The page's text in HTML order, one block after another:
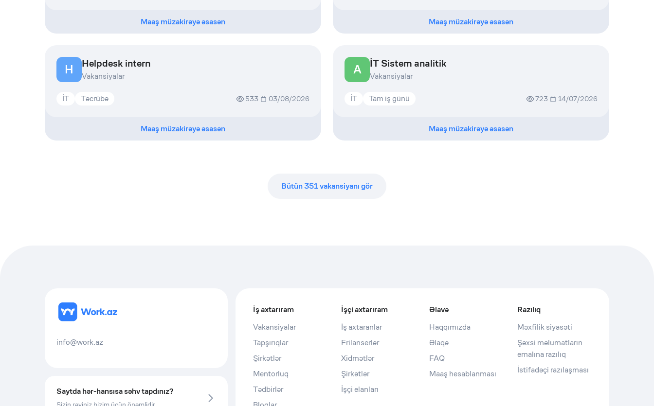
Maaş müzakirəyə əsasən Maaş müzakirəyə əsasən
H Helpdesk intern
Vakansiyalar
İT Təcrübə 533 03/08/2026
Maaş müzakirəyə əsasən
A İT Sistem analitik
Vakansiyalar
İT Tam iş günü 723 14/07/2026
Maaş müzakirəyə əsasən
Bütün351vakansiyanı gör
info@work.az
Saytda hər-hansısa səhv tapdınız?
İş axtarıram
Vakansiyalar
Tapşırıqlar
Şirkətlər
Mentorluq
Tədbirlər
İşçi axtarıram
İş axtaranlar
Frilanserlər
Xidmətlər
Şirkətlər
İşçi elanları
Əlavə
Haqqımızda
Əlaqə
FAQ
Maaş hesablanması
Razılıq
Məxfilik siyasəti
Şəxsi məlumatların
emalına razılıq
İstifadəçi razılaşması